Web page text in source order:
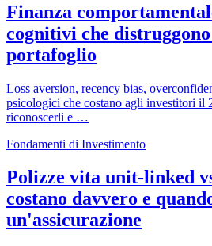
Finanza
cognitivi che
portafoglio
Loss aversion, recency bias,
psicologici che costano agli investitori il
riconoscerli e …
Fondamenti di Investimento
Polizze vita unit-linked
costano davvero e
un'assicurazione